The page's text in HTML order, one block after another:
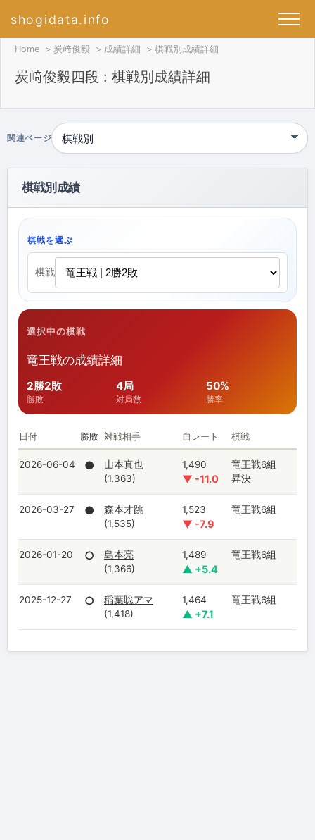
shogidata.info
Home 炭﨑俊毅 成績詳細 棋戦別成績詳細
炭﨑俊毅四段 : 棋戦別成績詳細
関連ページ
棋戦別成績
棋戦を選ぶ
棋戦
選択中の棋戦
竜王戦の成績詳細
2勝2敗
勝敗
4局
対局数
50%
勝率
日付 勝敗 対戦相手 自レート 棋戦
2026-06-04 ●
山本真也
(1,363)
1,490
▼ -11.0
竜王戦6組
昇決
2026-03-27 ●
森本才跳
(1,535)
1,523
▼ -7.9
竜王戦6組
2026-01-20 ○
島本亮
(1,366)
1,489
▲ +5.4
竜王戦6組
2025-12-27 ○
稲葉聡アマ
(1,418)
1,464
▲ +7.1
竜王戦6組